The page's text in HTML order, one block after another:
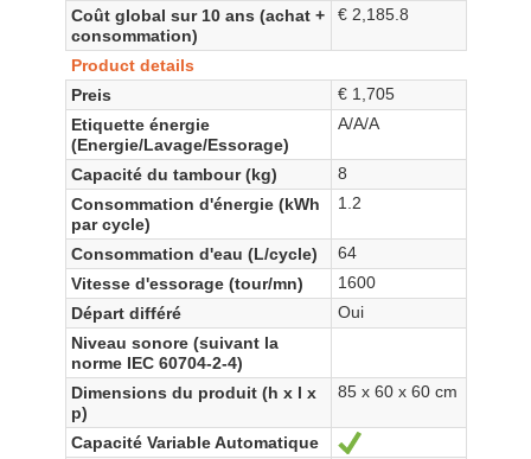
Coût global sur 10 ans (achat +
consommation)
€ 2,185.8
Product details
Preis
€ 1,705
Etiquette énergie
(Energie/Lavage/Essorage)
A/A/A
Capacité du tambour (kg)
8
Consommation d'énergie (kWh
par cycle)
1.2
Consommation d'eau (L/cycle)
64
Vitesse d'essorage (tour/mn)
1600
Départ différé
Oui
Niveau sonore (suivant la
norme IEC 60704-2-4)
Dimensions du produit (h x l x
p)
85 x 60 x 60 cm
Capacité Variable Automatique
Ja